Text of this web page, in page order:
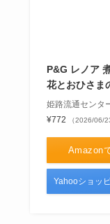
P&G レノア
花とおひさま
姫路流通センタ
¥772
（2026/06/
Amazon
Yahooショッ